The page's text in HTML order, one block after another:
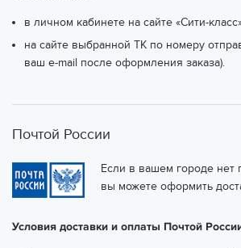
в личном кабинете на сайте «Сити-
на сайте выбранной ТК по номеру
ваш e-mail после оформления заказа).
Почтой России
Если в вашем городе нет
вы можете оформить
Условия доставки и оплаты Почтой